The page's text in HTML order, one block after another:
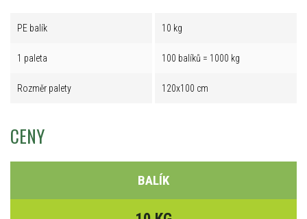
PE balík 10 kg
1 paleta 100 balíků = 1000 kg
Rozměr palety 120x100 cm
CENY
BALÍK